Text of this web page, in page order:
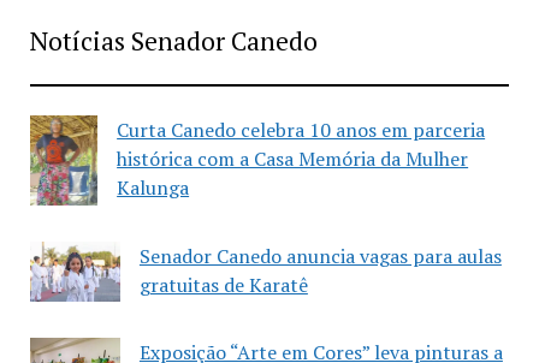
Notícias Senador Canedo
Curta Canedo celebra 10 anos em parceria
histórica com a Casa Memória da Mulher
Kalunga
Senador Canedo anuncia vagas para aulas
gratuitas de Karatê
Exposição “Arte em Cores” leva pinturas a